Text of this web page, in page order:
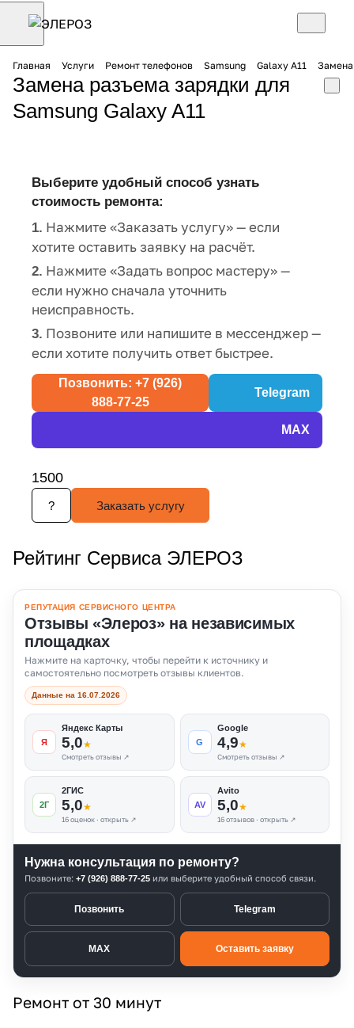
Главная Услуги Ремонт телефонов Samsung Galaxy A11 Замена
Замена разъема зарядки для
Samsung Galaxy A11
Выберите удобный способ узнать
стоимость ремонта:
1. Нажмите «Заказать услугу» — если
хотите оставить заявку на расчёт.
2. Нажмите «Задать вопрос мастеру» —
если нужно сначала уточнить
неисправность.
3. Позвоните или напишите в мессенджер —
если хотите получить ответ быстрее.
Позвонить: +7 (926)
888-77-25
Telegram
MAX
1500
? Заказать услугу
Рейтинг Сервиса ЭЛЕРОЗ
РЕПУТАЦИЯ СЕРВИСНОГО ЦЕНТРА
Отзывы «Элероз» на независимых
площадках
Нажмите на карточку, чтобы перейти к источнику и
самостоятельно посмотреть отзывы клиентов.
Данные на 16.07.2026
Я
Яндекс Карты
5,0★
Смотреть отзывы ↗
G
Google
4,9★
Смотреть отзывы ↗
2Г
2ГИС
5,0★
16 оценок · открыть ↗
AV
Avito
5,0★
16 отзывов · открыть ↗
Нужна консультация по ремонту?
Позвоните: +7 (926) 888-77-25 или выберите удобный способ связи.
Позвонить Telegram
MAX Оставить заявку
Ремонт от 30 минут